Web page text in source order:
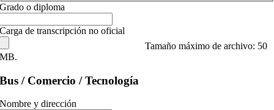
Grado o diploma
Carga de transcripción no oficial
Tamaño máximo de archivo: 50
MB.
Bus / Comercio / Tecnología
Nombre y dirección